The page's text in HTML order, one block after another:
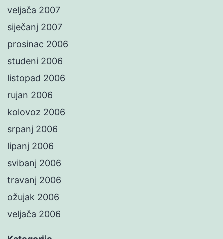
veljača 2007
siječanj 2007
prosinac 2006
studeni 2006
listopad 2006
rujan 2006
kolovoz 2006
srpanj 2006
lipanj 2006
svibanj 2006
travanj 2006
ožujak 2006
veljača 2006